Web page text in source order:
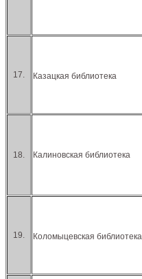
17. Казацкая библиотека
18. Калиновская библиотека
19. Коломыцевская библиотека